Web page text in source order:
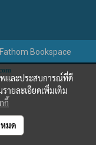
Bookspace
พและประสบการณ์ที่ดี
ายละเอียดเพิ่มเติม
กี้
มด